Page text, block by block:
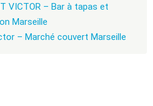
VICTOR – Bar à tapas et
Marseille
– Marché couvert Marseille